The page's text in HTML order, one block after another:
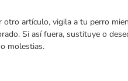
artículo, vigila a tu perro
Si así fuera, sustituye o
molestias.